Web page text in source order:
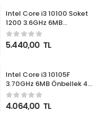
Intel Core i3 10100 Soket
1200 3.6GHz 6MB
Önbellek 4 Çekirdek 14nm
İşlemci Box UHD630 VGA
(Fanlı)
5.440,00 TL
Intel Core i3 10105F
3.70GHz 6MB Önbellek 4
Çekirdek 1200 14nm Box
İşlemci NOVGA (Fanlı)
4.064,00 TL